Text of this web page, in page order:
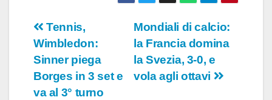
Navigazione
articoli
Mondiali di calcio:
la Francia domina
la Svezia, 3-0, e
vola agli ottavi
Tennis,
Wimbledon:
Sinner piega
Borges in 3 set e
va al 3° turno